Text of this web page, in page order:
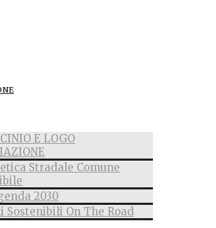
E LOGO
Stradale Comune
2030
Sostenibili On The Road